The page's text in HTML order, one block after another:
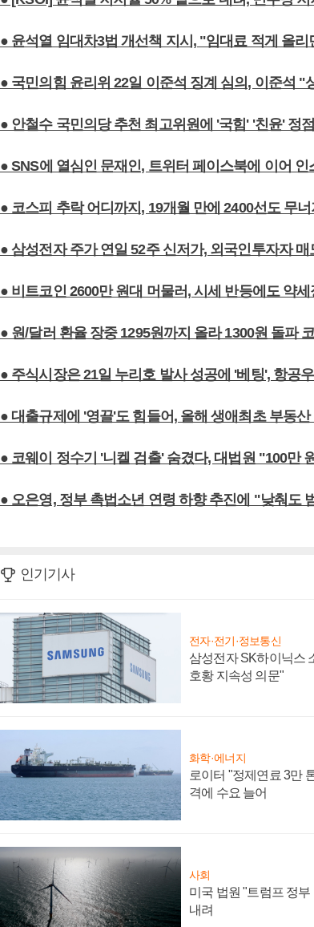
● 윤석열 임대차3법 개선책 지시, "임대료 적게 올리
● 국민의힘 윤리위 22일 이준석 징계 심의, 이준석 "
● 안철수 국민의당 추천 최고위원에 '국힘' '친윤' 정
● SNS에 열심인 문재인, 트위터 페이스북에 이어 인
● 코스피 추락 어디까지, 19개월 만에 2400선도 무
● 삼성전자 주가 연일 52주 신저가, 외국인투자자
● 비트코인 2600만 원대 머물러, 시세 반등에도 약
● 원/달러 환율 장중 1295원까지 올라 1300원 돌파
● 주식시장은 21일 누리호 발사 성공에 '베팅', 항공
● 대출규제에 '영끌'도 힘들어, 올해 생애최초 부동
● 코웨이 정수기 '니켈 검출' 숨겼다, 대법원 "100만
● 오은영, 정부 촉법소년 연령 하향 추진에 "낮춰도
인기기사
전자·전기·정보통신
삼성전자 SK하이닉스
호황 지속성 의문"
화학·에너지
로이터 "정제연료 3만
격에 수요 늘어
사회
미국 법원 "트럼프 정
내려